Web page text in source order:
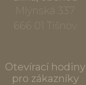
Mlýnská 337
666 01 Tišnov
Otevírací hodiny
pro zákazníky